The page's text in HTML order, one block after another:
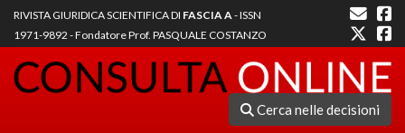
RIVISTA GIURIDICA SCIENTIFICA DI FASCIA A- ISSN
1971-9892 - Fondatore Prof. PASQUALE COSTANZO
Cerca nelle decisioni